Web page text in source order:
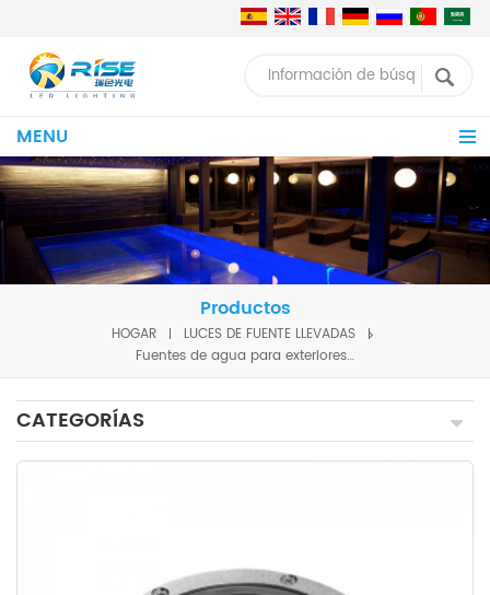
MENU
Productos
HOGAR
LUCES DE FUENTE LLEVADAS
Fuentes de agua para exteriores de acero inoxidable 316L, 9W, luces LED subacuáticas para jardín, iluminación para fuentes de agua
CATEGORÍAS